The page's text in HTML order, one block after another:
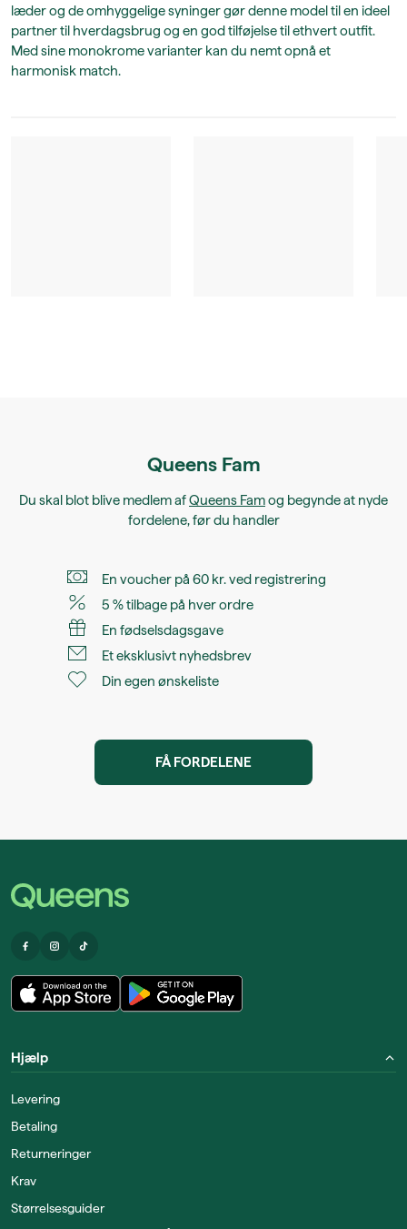
læder og de omhyggelige syninger gør denne model til en ideel
partner til hverdagsbrug og en god tilføjelse til ethvert outfit.
Med sine monokrome varianter kan du nemt opnå et
harmonisk match.
Queens Fam
Du skal blot blive medlem afQueens Famog begynde at nyde
fordelene, før du handler
En voucher på 60 kr. ved registrering
5 % tilbage på hver ordre
En fødselsdagsgave
Et eksklusivt nyhedsbrev
Din egen ønskeliste
FÅ FORDELENE
Hjælp
Levering
Betaling
Returneringer
Krav
Størrelsesguider